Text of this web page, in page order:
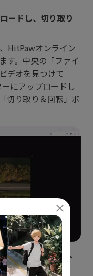
ードし、切り取り
HitPawオンライン
す。中央の「ファイ
デオを見つけて
にアップロードし
切り取り＆回転」ボ
にインポート